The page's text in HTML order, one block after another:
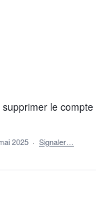
le compte
2025 · Signaler…